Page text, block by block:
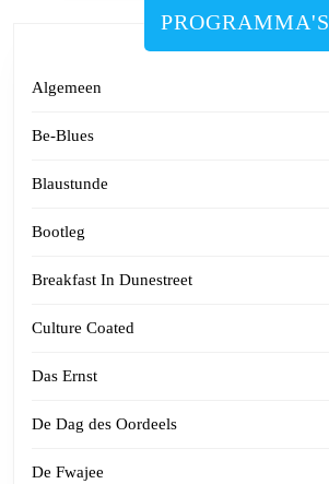
PROGRAMMA'S
Algemeen
Be-Blues
Blaustunde
Bootleg
Breakfast In Dunestreet
Culture Coated
Das Ernst
De Dag des Oordeels
De Fwajee